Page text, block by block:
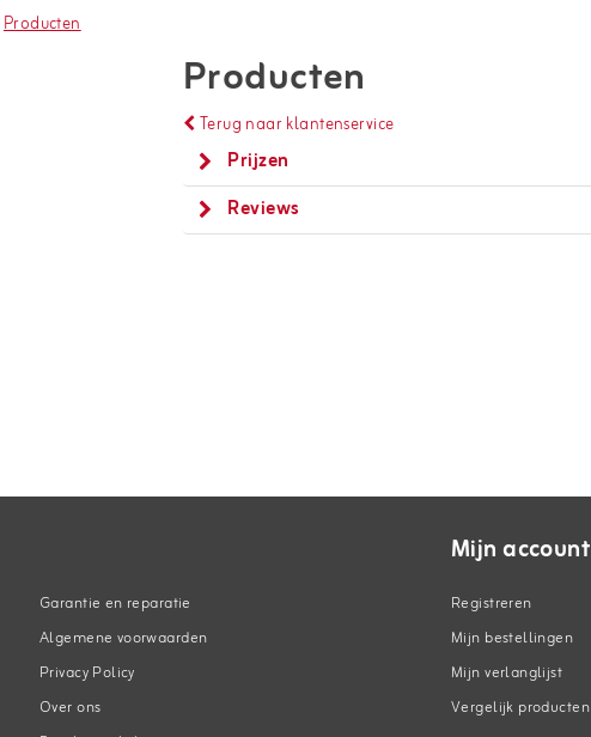
Producten
Producten
Terug naar klantenservice
Prijzen
Reviews
Garantie en reparatie
Algemene voorwaarden
Privacy Policy
Over ons
Mijn account
Registreren
Mijn bestellingen
Mijn verlanglijst
Vergelijk producten